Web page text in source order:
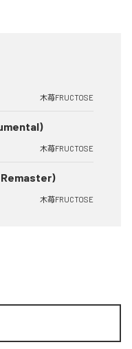
木苺FRUCTOSE
木苺FRUCTOSE
Remaster)
木苺FRUCTOSE